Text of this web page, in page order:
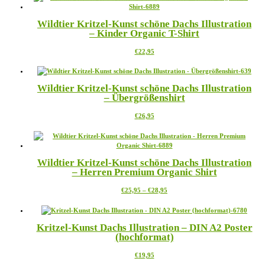
mehrere
auf.
Die
können
der
gewählt
werden
Wildtier Kritzel-Kunst schöne Dachs Illustration
– Kinder Organic T-Shirt
€22,95Dieses
weist
Varianten
auf.
Optionen
auf
der
gewählt
werden
Wildtier Kritzel-Kunst schöne Dachs Illustration
– Übergrößenshirt
€26,95Dieses
weist
mehrere
auf.
Die
können
der
gewählt
werden
Wildtier Kritzel-Kunst schöne Dachs Illustration
– Herren Premium Organic Shirt
€25,95 – €28,95
bis
weist
Varianten
auf.
Kritzel-Kunst Dachs Illustration – DIN A2 Poster
(hochformat)
€19,95Dieses